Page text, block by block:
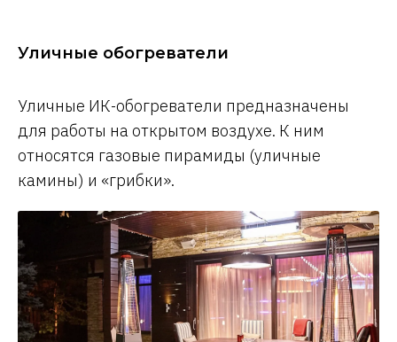
Уличные обогреватели
Уличные ИК-обогреватели предназначены
для работы на открытом воздухе. К ним
относятся газовые пирамиды (уличные
камины) и «грибки».